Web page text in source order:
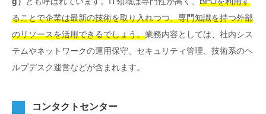
ることで企業は最新の技術を取り入れつつ、専門知識を持つ外部
のリソースを活用できるでしょう。業務内容としては、社内シス
テムやネットワークの運用保守、セキュリティ管理、技術系のヘ
ルプデスク運営などが含まれます。
コンタクトセンター